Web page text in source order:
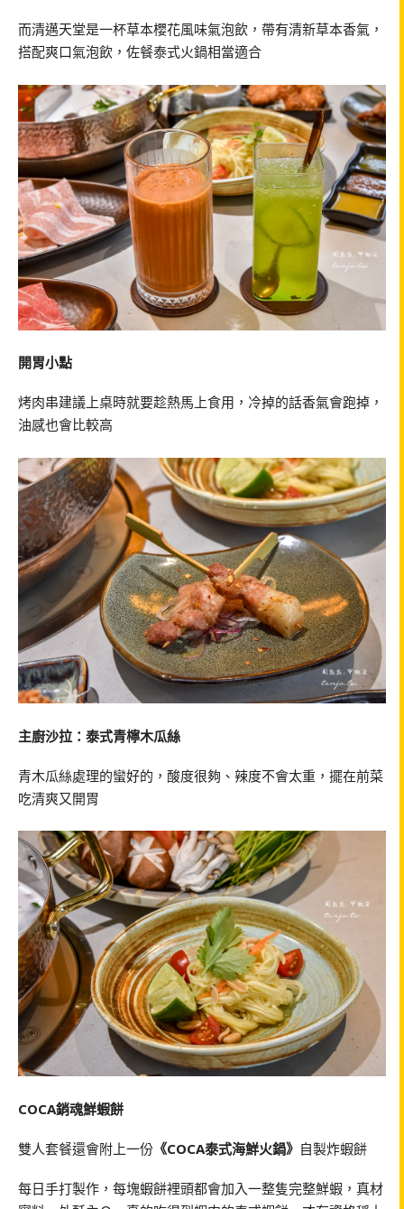
而清邁天堂是一杯草本櫻花風味氣泡飲，帶有清新草本香氣，
搭配爽口氣泡飲，佐餐泰式火鍋相當適合
開胃小點
烤肉串建議上桌時就要趁熱馬上食用，冷掉的話香氣會跑掉，
油感也會比較高
主廚沙拉：泰式青檸木瓜絲
青木瓜絲處理的蠻好的，酸度很夠、辣度不會太重，擺在前菜
吃清爽又開胃
COCA銷魂鮮蝦餅
雙人套餐還會附上一份 《COCA泰式海鮮火鍋》 自製炸蝦餅
每日手打製作，每塊蝦餅裡頭都會加入一整隻完整鮮蝦，真材